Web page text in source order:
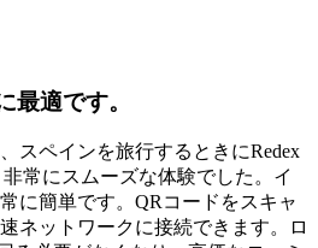
最適です。
スペインを旅行するときにRedex
常にスムーズな体験でした。イ
に簡単です。QRコードをスキャ
ネットワークに接続できます。ロ